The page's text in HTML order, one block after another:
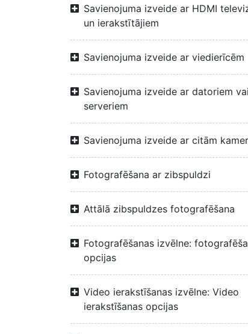
Savienojuma izveide ar HDMI
un ierakstītājiem
Savienojuma izveide ar viedierīcēm
Savienojuma izveide ar datoriem
serveriem
Savienojuma izveide ar citām
Fotografēšana ar zibspuldzi
Attālā zibspuldzes fotografēšana
Fotografēšanas izvēlne:
opcijas
Video ierakstīšanas izvēlne: Video
ierakstīšanas opcijas